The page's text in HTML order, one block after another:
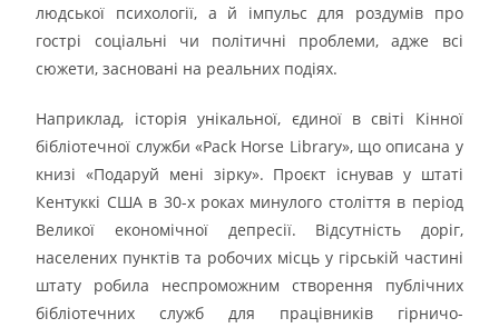
людської психології, а й імпульс для роздумів про
гострі соціальні чи політичні проблеми, адже всі
сюжети, засновані на реальних подіях.
Наприклад, історія унікальної, єдиної в світі Кінної
бібліотечної служби «Pack Horse Library», що описана у
книзі «Подаруй мені зірку». Проєкт існував у штаті
Кентуккі США в 30-х роках минулого століття в період
Великої економічної депресії. Відсутність доріг,
населених пунктів та робочих місць у гірській частині
штату робила неспроможним створення публічних
бібліотечних служб для працівників гірничо-